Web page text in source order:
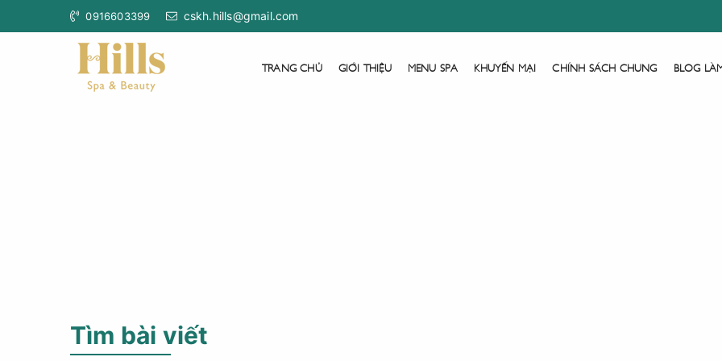
0916603399 cskh.hills@gmail.com
TRANG CHỦ GIỚI THIỆU MENU SPA KHUYẾN MẠI CHÍNH SÁCH CHUNG BLOG
Tìm bài viết